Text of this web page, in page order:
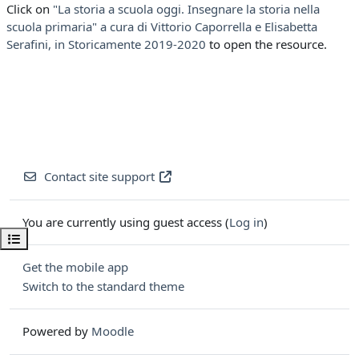
Open course index
Click on "La storia a scuola oggi. Insegnare la storia nella
scuola primaria" a cura di Vittorio Caporrella e Elisabetta
Serafini, in Storicamente 2019-2020 to open the resource.
Contact site support
You are currently using guest access (Log in)
Get the mobile app
Switch to the standard theme
Powered by Moodle